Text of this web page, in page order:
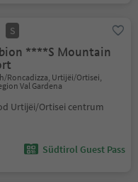
S
****S Mountain
Roncadizza, Urtijëi/Ortisei,
Val Gardena
Urtijëi/Ortisei centrum
Südtirol Guest Pass